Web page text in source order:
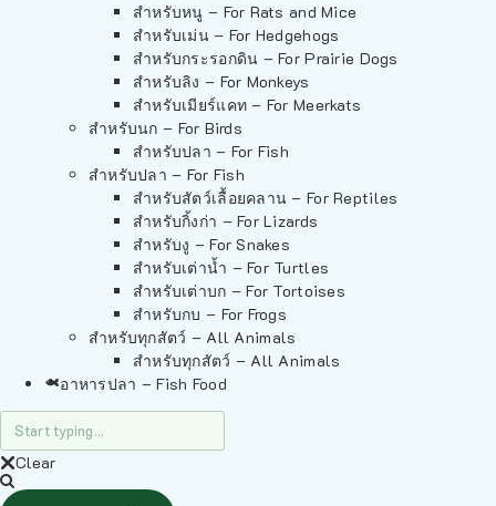
สำหรับหนู – For Rats and Mice
สำหรับเม่น – For Hedgehogs
สำหรับกระรอกดิน – For Prairie Dogs
สำหรับลิง – For Monkeys
สำหรับเมียร์แคท – For Meerkats
สำหรับนก – For Birds
สำหรับปลา – For Fish
สำหรับปลา – For Fish
สำหรับสัตว์เลื้อยคลาน – For Reptiles
สำหรับกิ้งก่า – For Lizards
สำหรับงู – For Snakes
สำหรับเต่าน้ำ – For Turtles
สำหรับเต่าบก – For Tortoises
สำหรับกบ – For Frogs
สำหรับทุกสัตว์ – All Animals
สำหรับทุกสัตว์ – All Animals
อาหารปลา – Fish Food
Clear